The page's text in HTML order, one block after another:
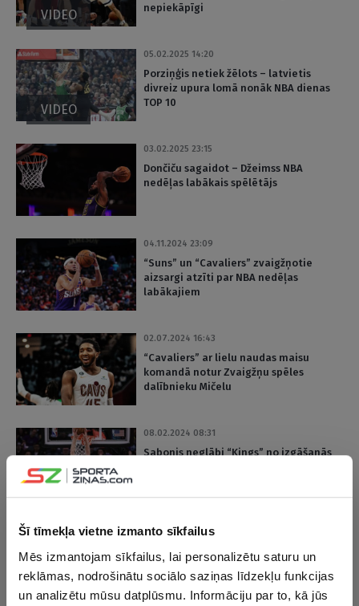
Šī tīmekļa vietne izmanto sīkfailus
Mēs izmantojam sīkfailus, lai personalizētu saturu un
reklāmas, nodrošinātu sociālo saziņas līdzekļu funkcijas
un analizētu mūsu datplūsmu. Informāciju par to, kā jūs
VIDEO
nepiekāpīgi
VIDEO
05.02.2025 14:20
Porziņģis netiek žēlots – latvietis
divreiz upura lomā nonāk NBA dienas
TOP 10
03.02.2025 23:15
Dončiču sagaidot – Džeimss NBA
nedēļas labākais spēlētājs
04.11.2024 23:09
“Suns” un “Cavaliers” zvaigžņotie
aizsargi atzīti par NBA nedēļas
labākajiem
02.07.2024 16:43
“Cavaliers” ar lielu naudas maisu
komandā notur Zvaigžņu spēles
dalībnieku Mičelu
VIDEO
08.02.2024 08:31
Sabonis neglābj “Kings” no izgāšanās
12.01.2024 08:25
uzvaru NBA vēsturē, Mičelam,
Ērvingam un Bīlam sezonas rekordi